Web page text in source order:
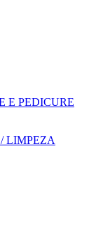
E PEDICURE
LIMPEZA